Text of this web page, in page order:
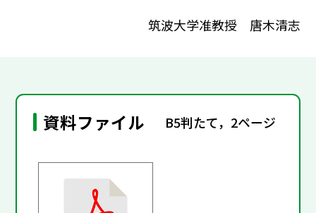
筑波大学准教授 唐木清志
資料ファイル B5判たて，2ページ